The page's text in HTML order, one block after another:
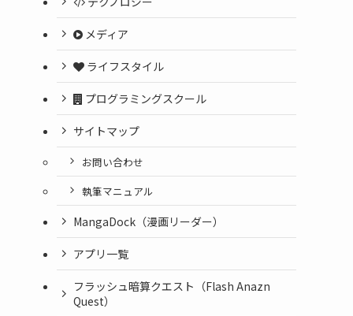
メディア
ライフスタイル
プログラミングスクール
サイトマップ
お問い合わせ
執筆マニュアル
MangaDock（漫画リーダー）
アプリ一覧
フラッシュ暗算クエスト（Flash Anazn
Quest）